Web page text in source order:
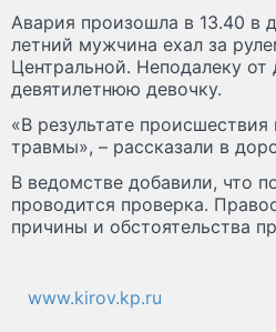
Авария произошла в 13.40 в
летний мужчина ехал за
Центральной. Неподалеку
девятилетнюю девочку.
«В результате
травмы», – рассказали в
В ведомстве добавили, что
проводится проверка.
причины и обстоятельства
www.kirov.kp.ru